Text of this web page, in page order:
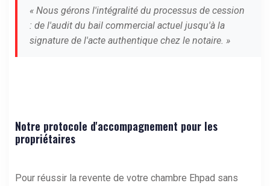
« Nous gérons l'intégralité du processus de cession
: de l'audit du bail commercial actuel jusqu'à la
signature de l'acte authentique chez le notaire. »
Notre protocole d'accompagnement pour les
propriétaires
Pour réussir la revente de votre chambre Ehpad sans